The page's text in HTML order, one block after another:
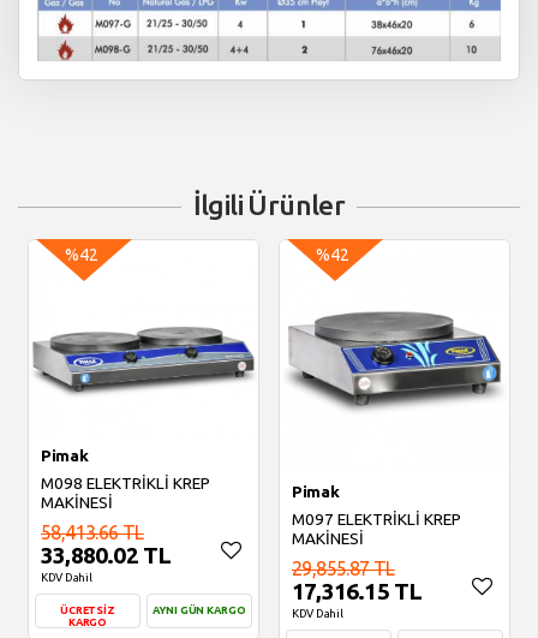
İlgili Ürünler
%42
Pimak
M098 ELEKTRİKLİ KREP
MAKİNESİ
58,413.66 TL
33,880.02 TL
KDV Dahil
ÜCRETSİZ
KARGO
AYNI GÜN KARGO
%42
Pimak
M097 ELEKTRİKLİ KREP
MAKİNESİ
29,855.87 TL
17,316.15 TL
KDV Dahil